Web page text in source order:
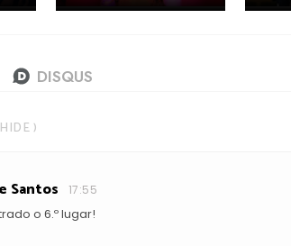
)
Santos 17:55
o 6.º lugar!